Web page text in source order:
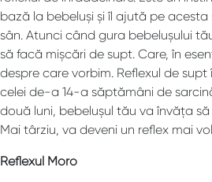
bază la bebeluși și îl ajută pe
sân. Atunci când gura bebelușului
să facă mișcări de supt. Care, în
despre care vorbim. Reflexul de supt
celei de-a 14-a săptămâni de
două luni, bebelușul tău va învăța
Mai târziu, va deveni un reflex mai
Reflexul Moro